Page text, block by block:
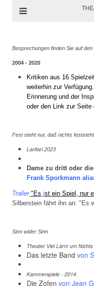
Besprechungen finden Sie auf den
2004 - 2020
Kritiken aus 16
weiterhin zur
Erinnerung und der
oder den Link zur Seite
Fest steht nur, daß nichts feststeht
Larifari 2023
Dame zu dritt oder
Frank Sporkmann
Trailer "Es ist ein Spiel, nur
Silberstein fährt ihn an: "Es
Sinn wider Sinn
Theater Viel Lärm um
Das letzte Band von
Kammerspiele - 2014
Die Zofen von Jean